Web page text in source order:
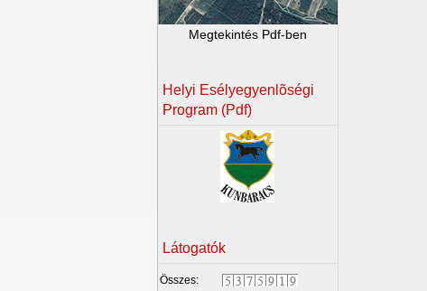
Megtekintés Pdf-ben
Helyi Esélyegyenlõségi
Program (Pdf)
Látogatók
Összes: